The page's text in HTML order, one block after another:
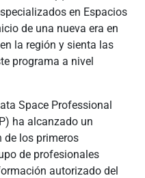
en Espacios
de una nueva era en
la región y sienta las
programa a nivel
Space Professional
ha alcanzado un
de los primeros
de profesionales
autorizado del